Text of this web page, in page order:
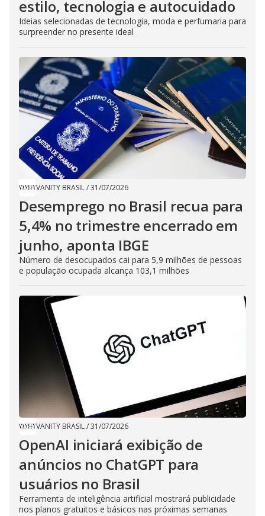
estilo, tecnologia e autocuidado
Ideias selecionadas de tecnologia, moda e perfumaria para
surpreender no presente ideal
VANITY BRASIL/31/07/2026
Desemprego no Brasil recua para
5,4% no trimestre encerrado em
junho, aponta IBGE
Número de desocupados cai para 5,9 milhões de pessoas
e população ocupada alcança 103,1 milhões
VANITY BRASIL/31/07/2026
OpenAI iniciará exibição de
anúncios no ChatGPT para
usuários no Brasil
Ferramenta de inteligência artificial mostrará publicidade
nos planos gratuitos e básicos nas próximas semanas